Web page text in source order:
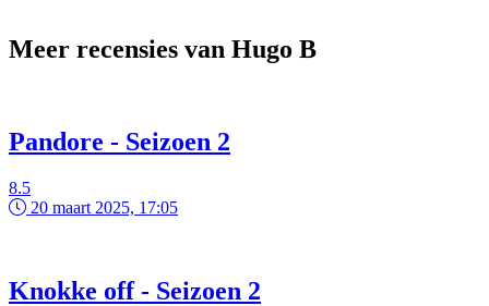
Meer recensies van Hugo B
Pandore - Seizoen 2
8.5
20 maart 2025, 17:05
Knokke off - Seizoen 2